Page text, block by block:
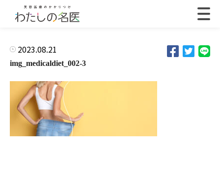
2023.08.21
img_medicaldiet_002-3